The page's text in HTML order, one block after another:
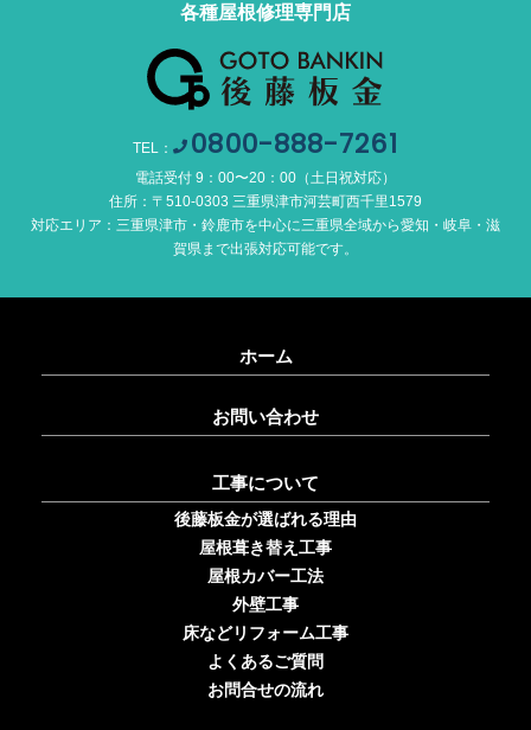
各種屋根修理専門店
TEL： 0800-888-7261
電話受付 9：00〜20：00（土日祝対応）
住所：〒510-0303 三重県津市河芸町西千里1579
対応エリア：三重県津市・鈴鹿市を中心に三重県全域から愛知・岐阜・滋
賀県まで出張対応可能です。
ホーム
お問い合わせ
工事について
後藤板金が選ばれる理由
屋根葺き替え工事
屋根カバー工法
外壁工事
床などリフォーム工事
よくあるご質問
お問合せの流れ